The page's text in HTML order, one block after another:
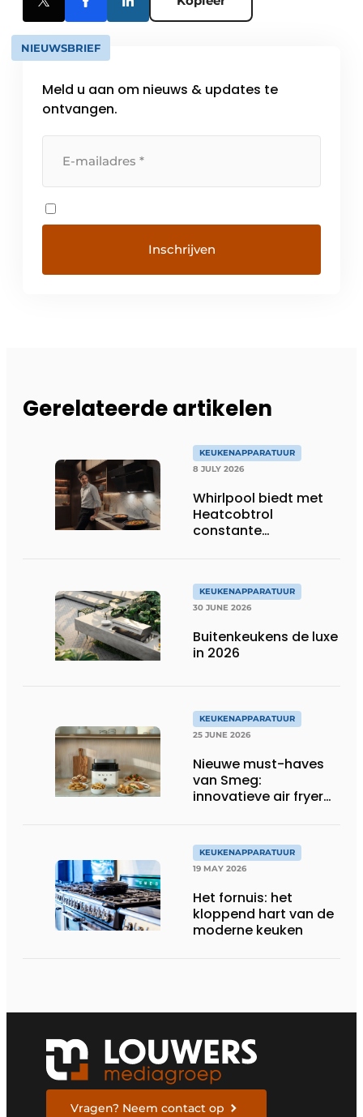
NIEUWSBRIEF
Meld u aan om nieuws & updates te
ontvangen.
Gerelateerde artikelen
KEUKENAPPARATUUR
8 JULY 2026
Whirlpool biedt met
Heatcobtrol
constante
KEUKENAPPARATUUR
30 JUNE 2026
Buitenkeukens de luxe
in 2026
KEUKENAPPARATUUR
25 JUNE 2026
Nieuwe must-haves
van Smeg:
innovatieve air fryer
KEUKENAPPARATUUR
19 MAY 2026
Het fornuis: het
kloppend hart van de
moderne keuken
Vragen? Neem contact op